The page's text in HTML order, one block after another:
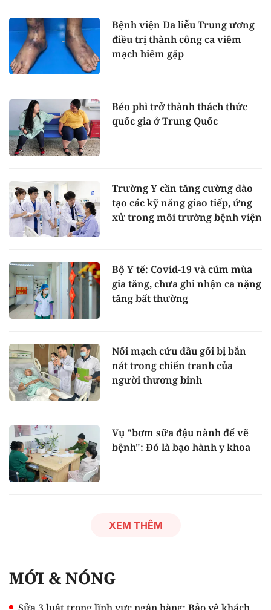
Bệnh viện Da liễu Trung ương
điều trị thành công ca viêm
mạch hiếm gặp
Béo phì trở thành thách thức
quốc gia ở Trung Quốc
Trường Y cần tăng cường đào
tạo các kỹ năng giao tiếp, ứng
xử trong môi trường bệnh viện
Bộ Y tế: Covid-19 và cúm mùa
gia tăng, chưa ghi nhận ca nặng
tăng bất thường
Nối mạch cứu đầu gối bị bắn
nát trong chiến tranh của
người thương binh
Vụ "bơm sữa đậu nành để vẽ
bệnh": Đó là bạo hành y khoa
XEM THÊM
MỚI & NÓNG